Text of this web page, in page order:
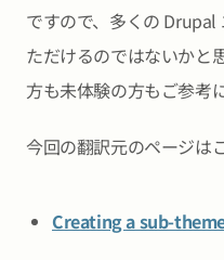
ですので、多くの
ただけるのではないかと
方も未体験の方もご参考
今回の翻訳元のページは
Creating a sub-